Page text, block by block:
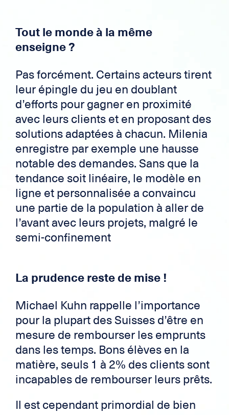
Tout le monde à la même
enseigne ?
Pas forcément. Certains acteurs tirent
leur épingle du jeu en doublant
d’efforts pour gagner en proximité
avec leurs clients et en proposant des
solutions adaptées à chacun. Milenia
enregistre par exemple une hausse
notable des demandes. Sans que la
tendance soit linéaire, le modèle en
ligne et personnalisée a convaincu
une partie de la population à aller de
l’avant avec leurs projets, malgré le
semi-confinement
La prudence reste de mise !
Michael Kuhn rappelle l’importance
pour la plupart des Suisses d’être en
mesure de rembourser les emprunts
dans les temps. Bons élèves en la
matière, seuls 1 à 2% des clients sont
incapables de rembourser leurs prêts.
Il est cependant primordial de bien